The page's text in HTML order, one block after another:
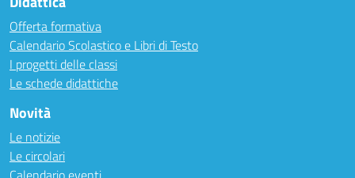
Offerta formativa
Calendario Scolastico e Libri di Testo
I progetti delle classi
Le schede didattiche
Novità
Le notizie
Le circolari